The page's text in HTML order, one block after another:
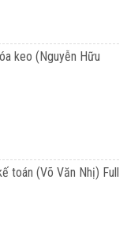
keo (Nguyễn Hữu
toán (Võ Văn Nhị) Full